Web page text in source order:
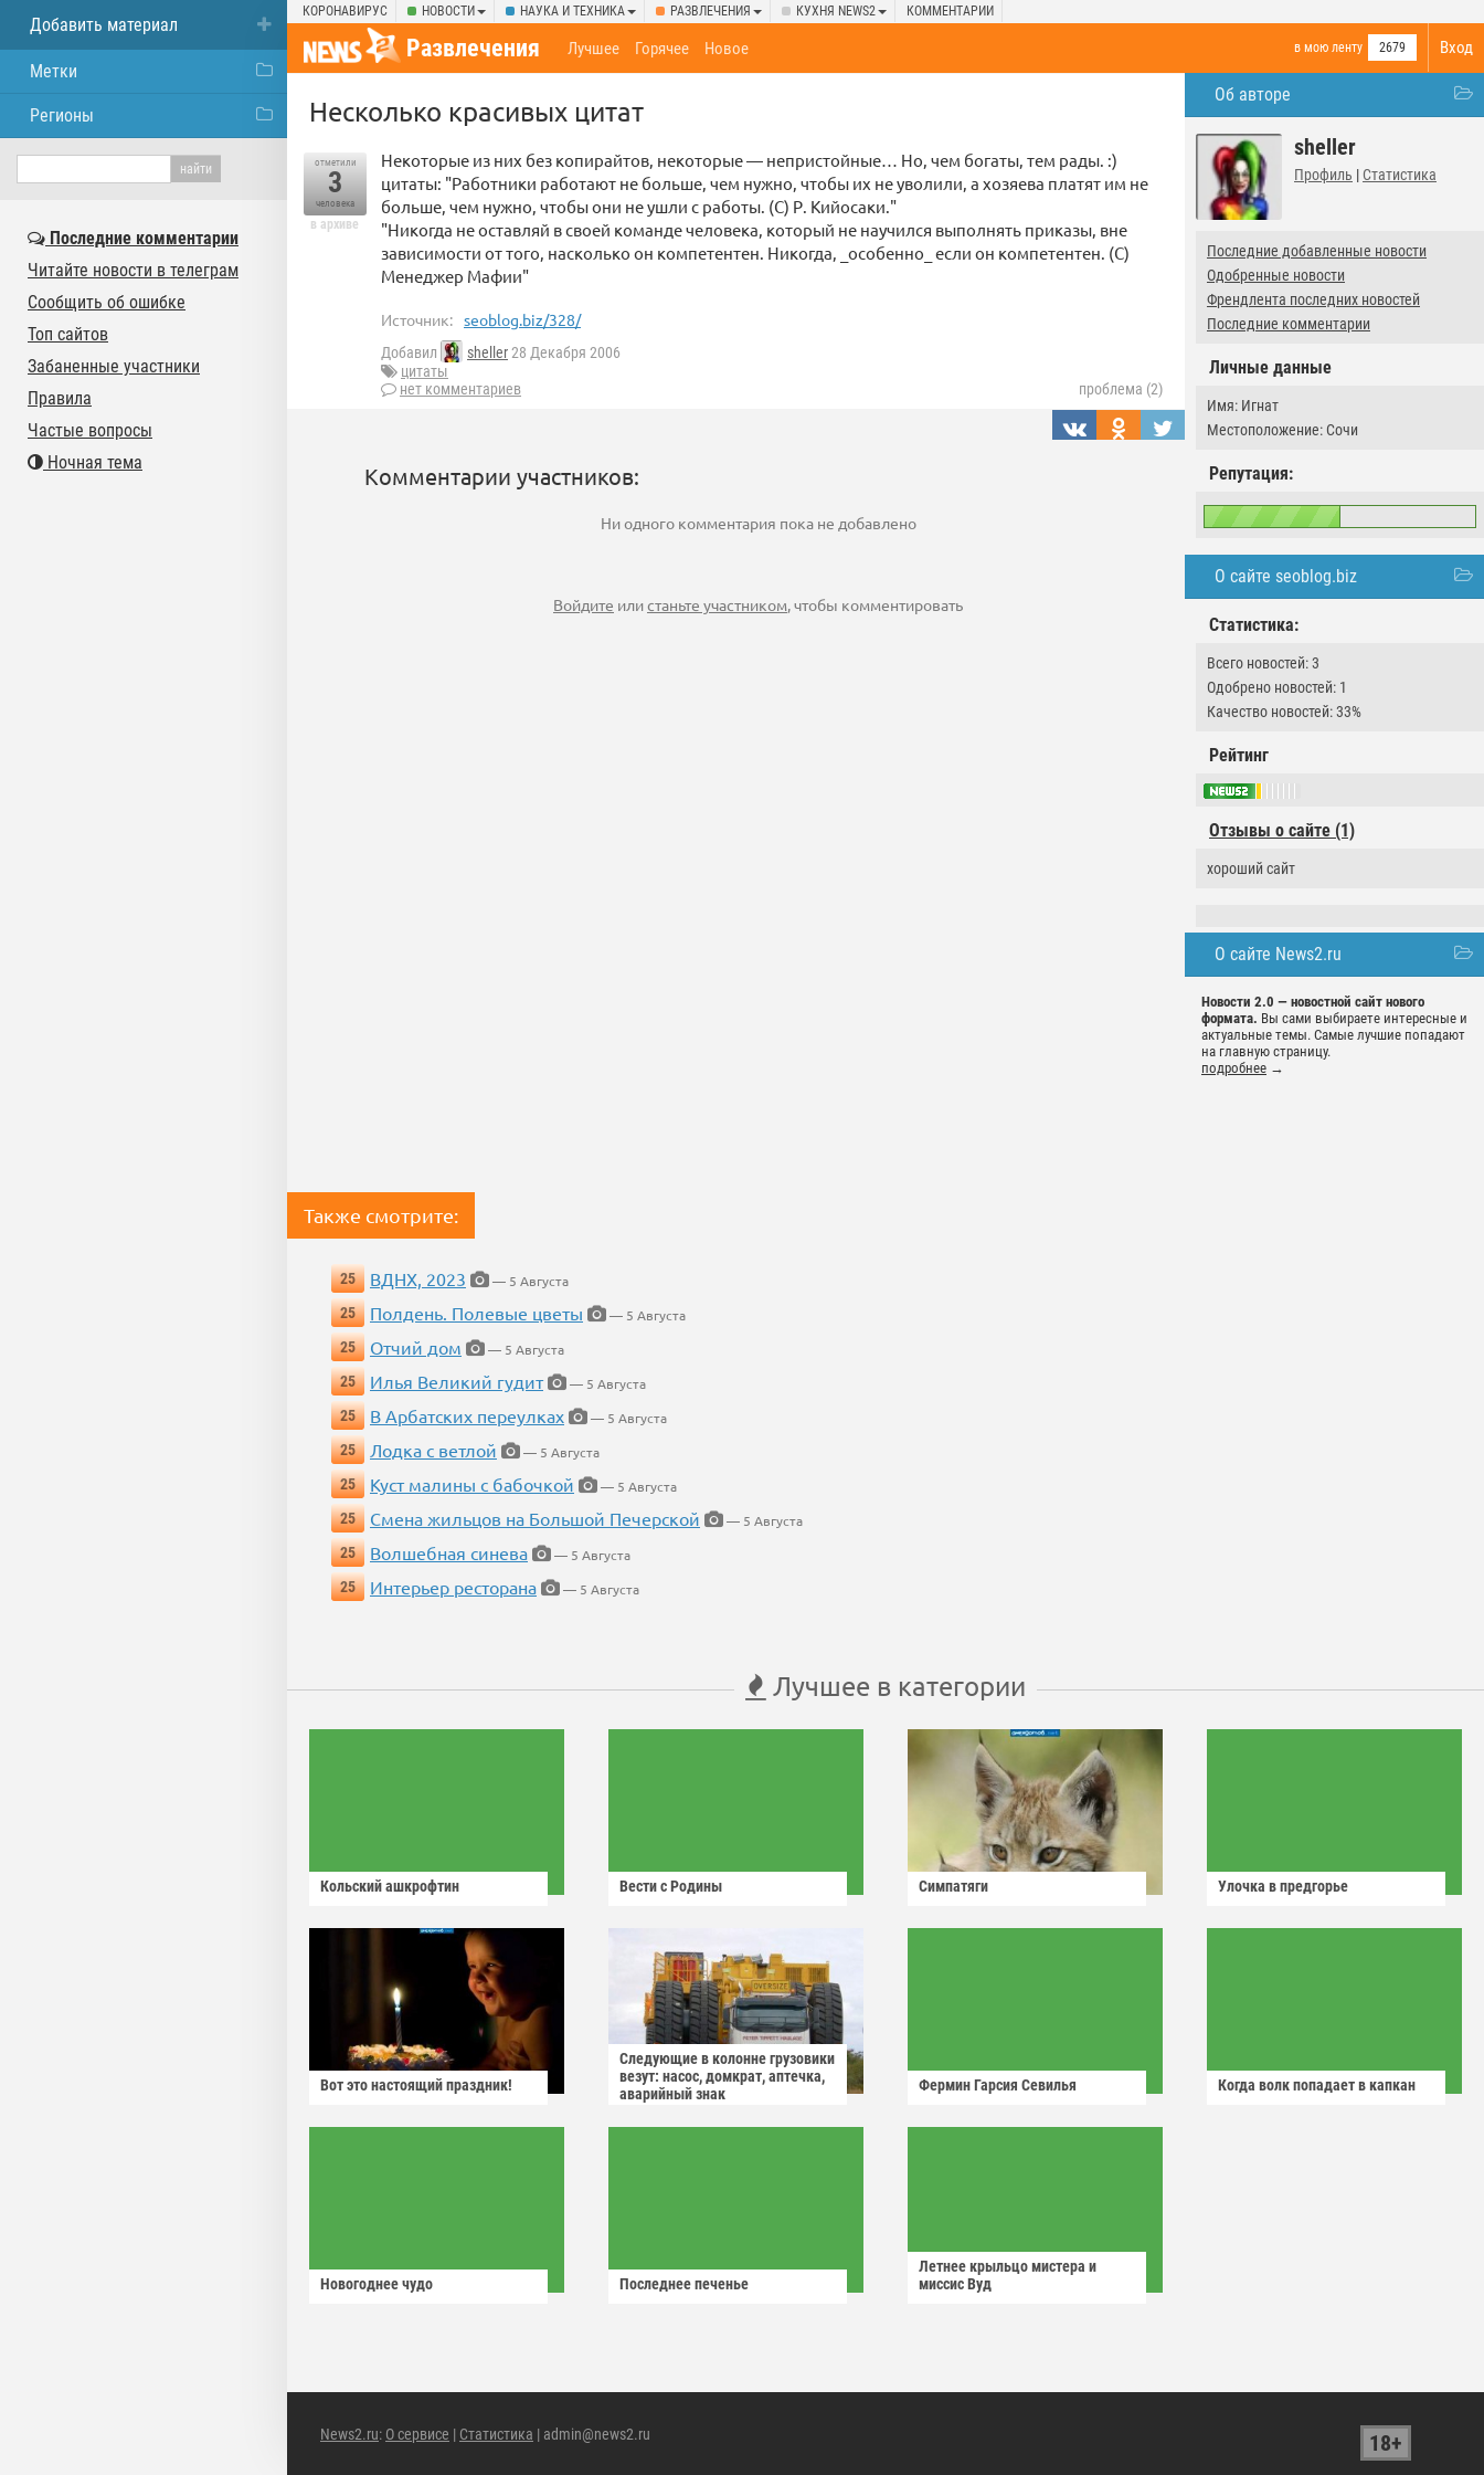
КОРОНАВИРУС НОВОСТИ НАУКА И ТЕХНИКА РАЗВЛЕЧЕНИЯ КУХНЯ NEWS2 КОММЕНТАРИИ
Вход
Развлечения в мою ленту 2679
Лучшее Горячее Новое
Об авторе
sheller
Профиль | Статистика
Последние добавленные новости
Одобренные новости
Френдлента последних новостей
Последние комментарии
Личные данные
Имя: Игнат
Местоположение: Сочи
Репутация:
О сайте seoblog.biz
Статистика:
Всего новостей: 3
Одобрено новостей: 1
Качество новостей: 33%
Рейтинг
Отзывы о сайте (1)
хороший сайт
О сайте News2.ru
Новости 2.0 — новостной сайт нового
формата. Вы сами выбираете интересные и
актуальные темы. Самые лучшие попадают
на главную страницу.
подробнее →
Несколько красивых цитат
отметили
3
человека
в архиве
Некоторые из них без копирайтов, некоторые — непристойные… Но, чем богаты, тем рады. :)
цитаты: "Работники работают не больше, чем нужно, чтобы их не уволили, а хозяева платят им не
больше, чем нужно, чтобы они не ушли с работы. (С) Р. Кийосаки."
"Никогда не оставляй в своей команде человека, который не научился выполнять приказы, вне
зависимости от того, насколько он компетентен. Никогда, _особенно_ если он компетентен. (С)
Менеджер Мафии"
Источник: seoblog.biz/328/
Добавил sheller28 Декабря 2006
цитаты
нет комментариев
проблема (2)
Комментарии участников:
Ни одного комментария пока не добавлено
Войдите илистаньте участником, чтобы комментировать
Также смотрите:
25 ВДНХ, 2023
— 5 Августа
25
Полдень. Полевые цветы
— 5 Августа
25
Отчий дом
— 5 Августа
25
Илья Великий гудит
— 5 Августа
25
В Арбатских переулках
— 5 Августа
25
Лодка с ветлой
— 5 Августа
25
Куст малины с бабочкой
— 5 Августа
25
Смена жильцов на Большой Печерской
— 5 Августа
25
Волшебная синева
— 5 Августа
25
Интерьер ресторана — 5 Августа
Лучшее в категории
Кольский ашкрофтин Вести с Родины Симпатяги Улочка в предгорье
Вот это настоящий праздник!
Следующие в колонне грузовики
везут: насос, домкрат, аптечка,
аварийный знак
Фермин Гарсия Севилья Когда волк попадает в капкан
Новогоднее чудо Последнее печенье
Летнее крыльцо мистера и
миссис Вуд
News2.ru: О сервисе | Статистика | admin@news2.ru 18+
Добавить материал
Метки
Регионы
Последние комментарии
Читайте новости в телеграм
Сообщить об ошибке
Топ сайтов
Забаненные участники
Правила
Частые вопросы
Ночная тема